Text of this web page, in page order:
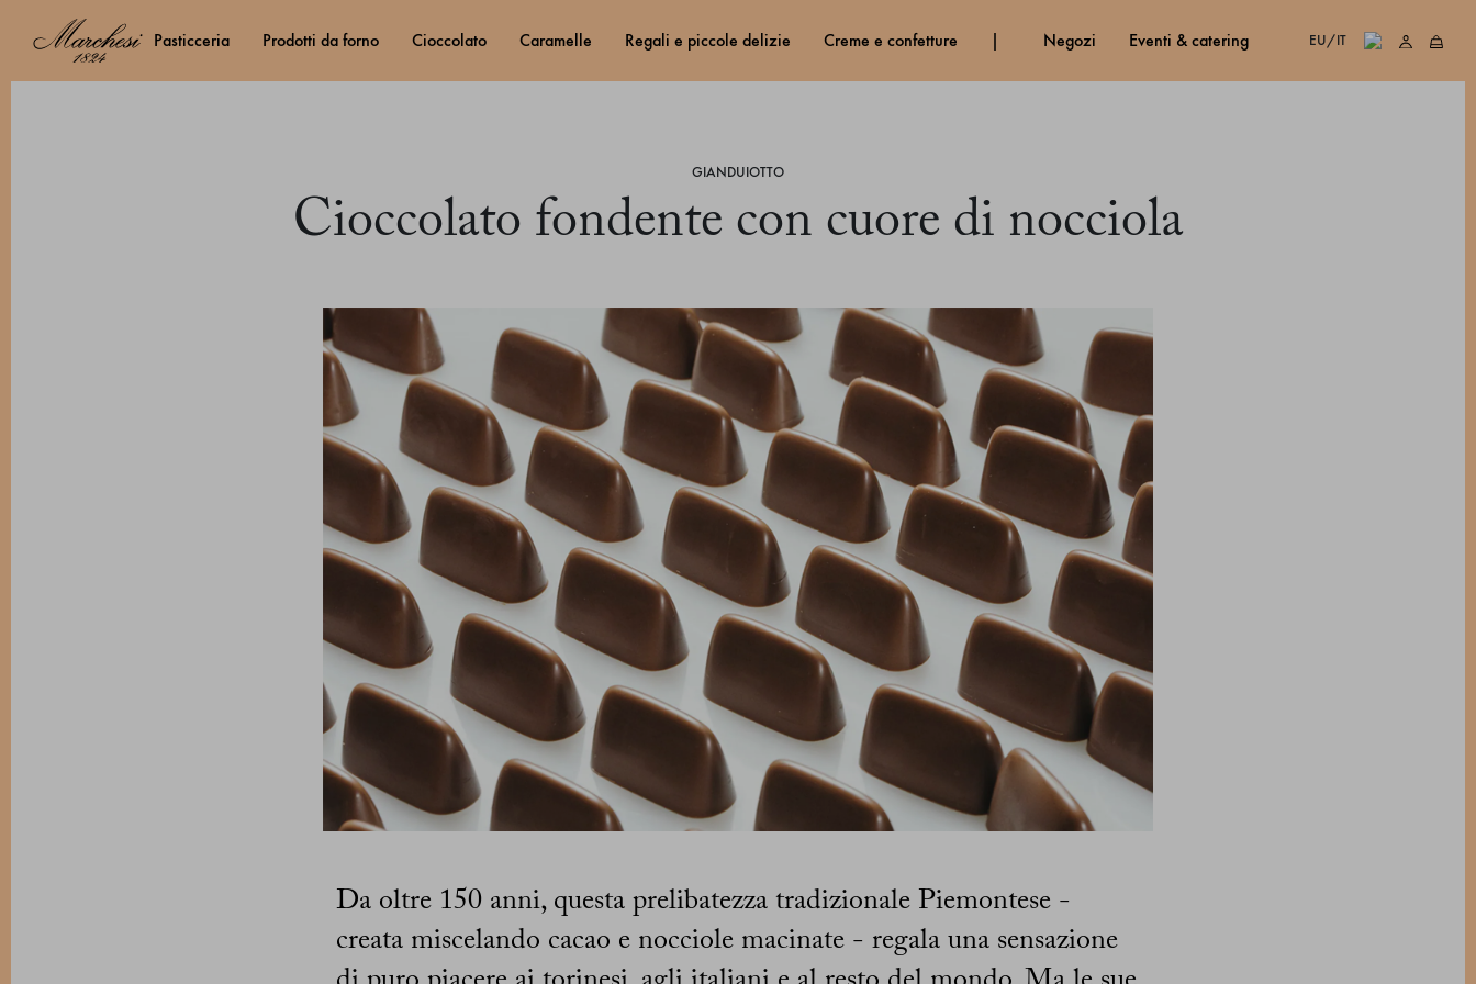
pasticceria prodotti da forno cioccolato caramelle regali e piccole delizie creme e confetture negozi eventi & catering EU/IT
GIANDUIOTTO
Cioccolato fondente con cuore di nocciola
Da oltre 150 anni, questa prelibatezza tradizionale Piemontese -
creata miscelando cacao e nocciole macinate - regala una sensazione